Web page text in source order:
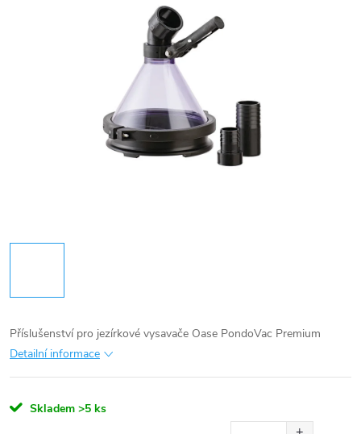
Příslušenství pro jezírkové vysavače Oase PondoVac Premium
Detailní informace
Skladem >5 ks